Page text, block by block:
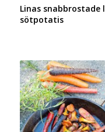
Linas snabbrostade
sötpotatis